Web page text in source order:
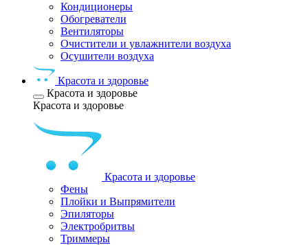
Кондиционеры
Обогреватели
Вентиляторы
Очистители и увлажнители воздуха
Осушители воздуха
Красота и здоровье
Красота и здоровье
Красота и здоровье
Красота и здоровье
Фены
Плойки и Выпрямители
Эпиляторы
Электробритвы
Триммеры